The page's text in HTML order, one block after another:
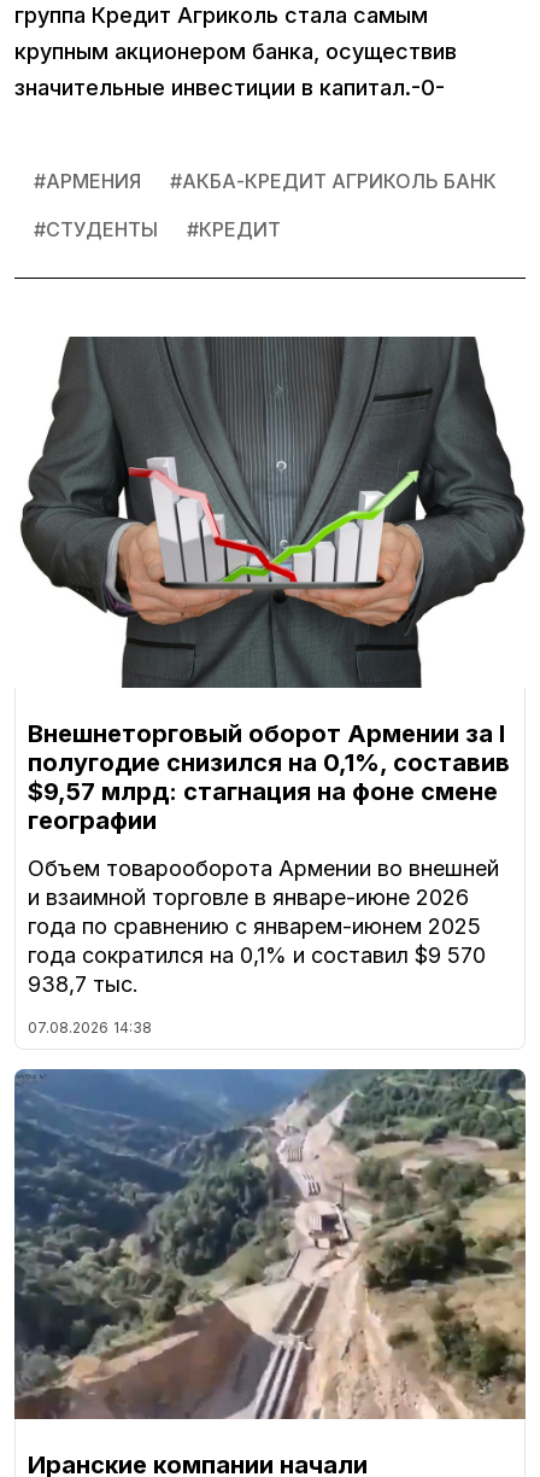
группа Кредит Агриколь стала самым
крупным акционером банка, осуществив
значительные инвестиции в капитал.-0-
#АРМЕНИЯ #АКБА-КРЕДИТ АГРИКОЛЬ БАНК
#СТУДЕНТЫ #КРЕДИТ
Внешнеторговый оборот Армении за I
полугодие снизился на 0,1%, составив
$9,57 млрд: стагнация на фоне смене
географии
Объем товарооборота Армении во внешней
и взаимной торговле в январе-июне 2026
года по сравнению с январем-июнем 2025
года сократился на 0,1% и составил $9 570
938,7 тыс.
07.08.2026 14:38
Иранские компании начали